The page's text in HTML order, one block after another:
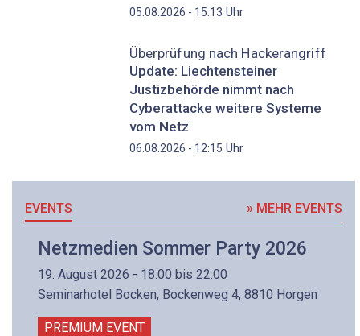
05.08.2026 - 15:13 Uhr
Überprüfung nach Hackerangriff
Update: Liechtensteiner
Justizbehörde nimmt nach
Cyberattacke weitere Systeme
vom Netz
06.08.2026 - 12:15 Uhr
EVENTS » MEHR EVENTS
Netzmedien Sommer Party 2026
19. August 2026 - 18:00 bis 22:00
Seminarhotel Bocken, Bockenweg 4, 8810 Horgen
PREMIUM EVENT